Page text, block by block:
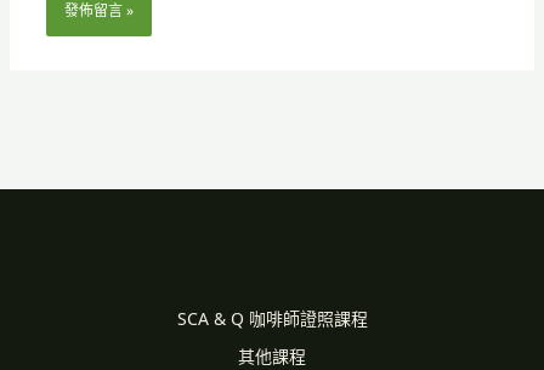
SCA & Q 咖啡師證照課程
其他課程